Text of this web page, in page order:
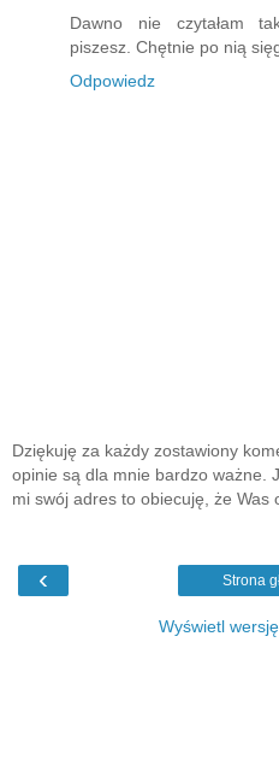
Dawno nie czytałam
piszesz. Chętnie po nią
Odpowiedz
Dziękuję za każdy zostawiony
opinie są dla mnie bardzo ważne.
mi swój adres to obiecuję, że Was
‹ Strona
Wyświetl